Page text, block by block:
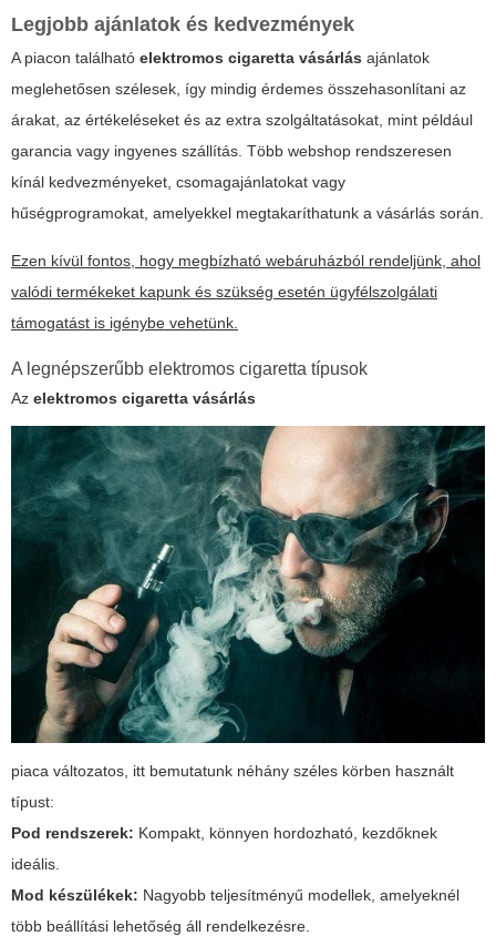
Legjobb ajánlatok és kedvezmények
A piacon található elektromos cigaretta vásárlás ajánlatok
meglehetősen szélesek, így mindig érdemes összehasonlítani az
árakat, az értékeléseket és az extra szolgáltatásokat, mint például
garancia vagy ingyenes szállítás. Több webshop rendszeresen
kínál kedvezményeket, csomagajánlatokat vagy
hűségprogramokat, amelyekkel megtakaríthatunk a vásárlás során.
Ezen kívül fontos, hogy megbízható webáruházból rendeljünk, ahol
valódi termékeket kapunk és szükség esetén ügyfélszolgálati
támogatást is igénybe vehetünk.
A legnépszerűbb elektromos cigaretta típusok
Az elektromos cigaretta vásárlás
piaca változatos, itt bemutatunk néhány széles körben használt
típust:
Pod rendszerek: Kompakt, könnyen hordozható, kezdőknek
ideális.
Mod készülékek: Nagyobb teljesítményű modellek, amelyeknél
több beállítási lehetőség áll rendelkezésre.